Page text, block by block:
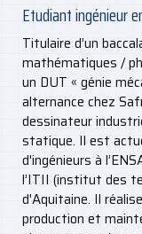
Etudiant ingénieur
Titulaire d’un
mathématiques /
un DUT « génie
alternance chez
dessinateur
statique. Il est
d'ingénieurs à
l’ITII (institut des
d'Aquitaine. Il
production et